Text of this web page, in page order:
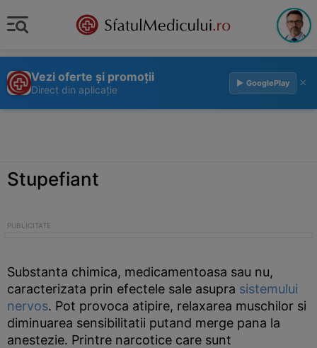
Vezi oferte și promoții
Direct din aplicație
▶ GooglePlay ×
Stupefiant
Substanta chimica, medicamentoasa sau nu,
caracterizata prin efectele sale asupra sistemului
nervos. Pot provoca atipire, relaxarea muschilor si
diminuarea sensibilitatii putand merge pana la
anestezie. Printre narcotice care sunt